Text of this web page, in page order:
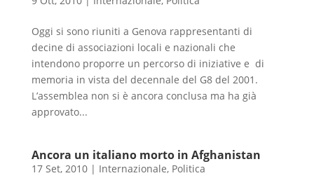
Oggi si sono riuniti a Genova rappresentanti di
decine di associazioni locali e nazionali che
intendono proporre un percorso di iniziative e di
memoria in vista del decennale del G8 del 2001.
L’assemblea non si è ancora conclusa ma ha già
approvato...
Ancora un italiano morto in Afghanistan
17 Set, 2010| Internazionale, Politica